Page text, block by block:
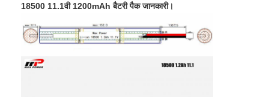
18500 11.1वी 1200mAh बैटरी पैक जानकारी।